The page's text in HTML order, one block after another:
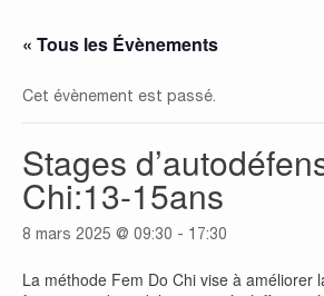
« Tous les Évènements
Cet évènement est passé.
Stages
Chi:13-15ans
8 mars 2025 @ 09:30 - 17:30
La méthode Fem Do Chi vise à améliorer